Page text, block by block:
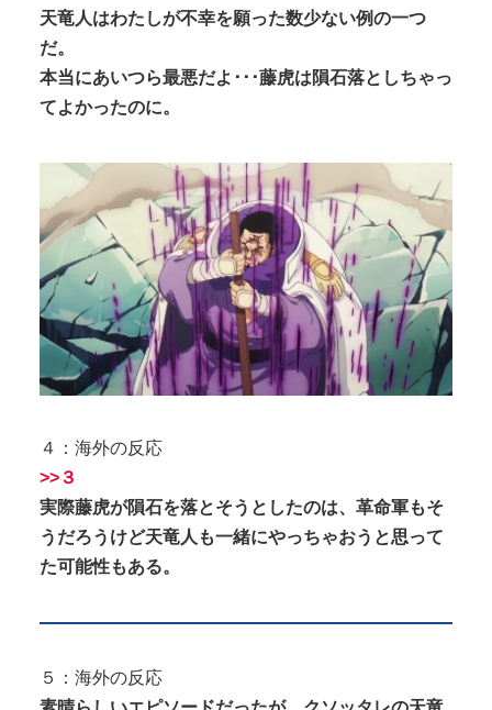
天竜人はわたしが不幸を願った数少ない例の一つ
だ。
本当にあいつら最悪だよ･･･藤虎は隕石落としちゃっ
てよかったのに。
４：海外の反応
>>３
実際藤虎が隕石を落とそうとしたのは、革命軍もそ
うだろうけど天竜人も一緒にやっちゃおうと思って
た可能性もある。
５：海外の反応